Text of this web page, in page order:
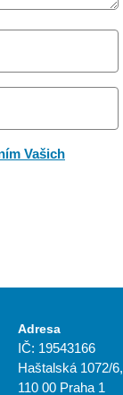
Vašich
Adresa
IČ: 19543166
Haštalská 1072/6,
110 00 Praha 1